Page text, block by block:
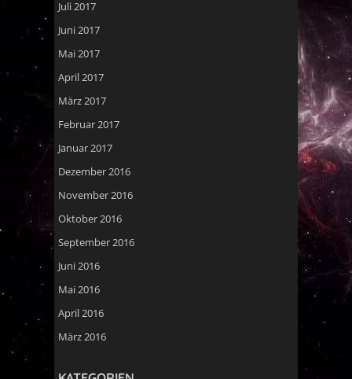
Juli 2017
Juni 2017
Mai 2017
April 2017
März 2017
Februar 2017
Januar 2017
Dezember 2016
November 2016
Oktober 2016
September 2016
Juni 2016
Mai 2016
April 2016
März 2016